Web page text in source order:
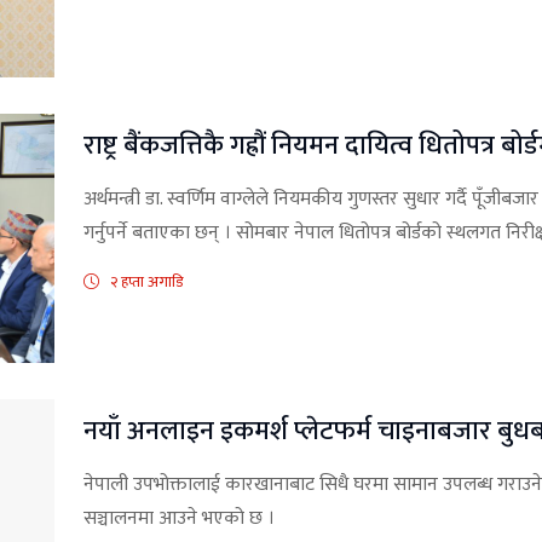
राष्ट्र बैंकजत्तिकै गह्रौं नियमन दायित्व धितोपत्र
अर्थमन्त्री डा. स्वर्णिम वाग्लेले नियमकीय गुणस्तर सुधार गर्दै
गर्नुपर्ने बताएका छन् । सोमबार नेपाल धितोपत्र बोर्डको स्थलगत
२ हप्ता अगाडि
नयाँ अनलाइन इकमर्श प्लेटफर्म चाइनाबजार
नेपाली उपभोक्तालाई कारखानाबाट सिधै घरमा सामान उपलब्ध
सञ्चालनमा आउने भएको छ ।